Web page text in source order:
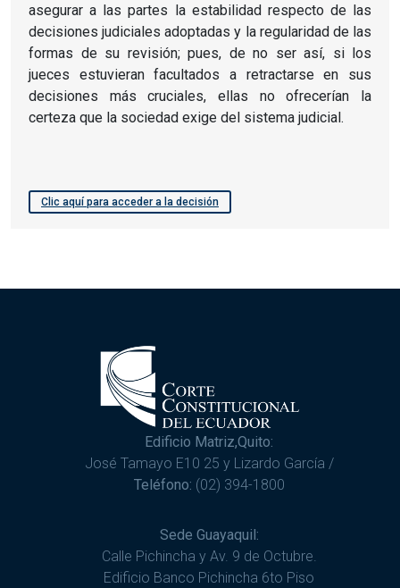
asegurar a las partes la estabilidad respecto de las
decisiones judiciales adoptadas y la regularidad de las
formas de su revisión; pues, de no ser así, si los
jueces estuvieran facultados a retractarse en sus
decisiones más cruciales, ellas no ofrecerían la
certeza que la sociedad exige del sistema judicial.
Clic aquí para acceder a la decisión
Edificio Matriz,Quito:
José Tamayo E10 25 y Lizardo García /
Teléfono: (02) 394-1800
Sede Guayaquil:
Calle Pichincha y Av. 9 de Octubre.
Edificio Banco Pichincha 6to Piso